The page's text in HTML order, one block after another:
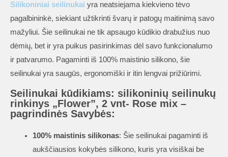
Silikoniniai seilinukai yra neatsiejama kiekvieno tėvo
pagalbininkė, siekiant užtikrinti švarų ir patogų maitinimą savo
mažyliui. Šie seilinukai ne tik apsaugo kūdikio drabužius nuo
dėmių, bet ir yra puikus pasirinkimas dėl savo funkcionalumo
ir patvarumo. Pagaminti iš 100% maistinio silikono, šie
seilinukai yra saugūs, ergonomiški ir itin lengvai prižiūrimi.
Seilinukai kūdikiams: silikoninių seilinukų
rinkinys „Flower”, 2 vnt- Rose mix –
pagrindinės Savybės:
100% maistinis silikonas: Šie seilinukai pagaminti iš
aukščiausios kokybės silikono, kuris yra visiškai be